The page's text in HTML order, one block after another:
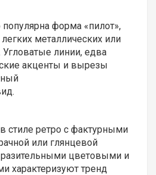
форма «пилот»,
металлических или
Угловатые линии, едва
акценты и вырезы
стиле ретро с фактурными
или глянцевой
цветовыми и
характеризуют тренд